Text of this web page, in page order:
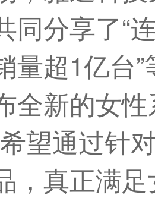
同分享了“
量超1亿台
全新的女
望通过针
，真正满